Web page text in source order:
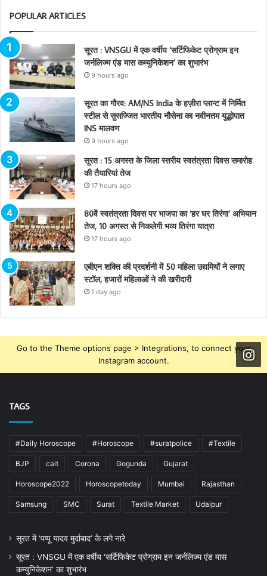
POPULAR ARTICLES
सूरत : VNSGU में एक वर्षीय ‘सर्टिफिकेट प्रोग्राम इन
जर्नलिज्म एंड मास कम्युनिकेशन’ का शुभारंभ
9 hours ago
सूरत का गौरव: AM/NS India के हज़ीरा प्लान्ट में निर्मित
स्टील से सुसज्जित भारतीय नौसेना का नवीनतम युद्धोपात
INS मालवण
9 hours ago
सूरत : 15 अगस्त के जिला स्तरीय स्वतंत्रता दिवस समारोह
की तैयारियां तेज
17 hours ago
80वें स्वतंत्रता दिवस पर भाजपा का ‘हर घर तिरंगा’ अभियान
तेज, 10 अगस्त से निकलेगी भव्य तिरंगा यात्रा
17 hours ago
एबीएन शक्ति की प्रदर्शनी में 50 महिला उद्यमियों ने लगाए
स्टॉल, हजारों महिलाओं ने की खरीदारी
1 day ago
Go to the Theme options page > Integrations, to connect your
Instagram account.
TAGS
#Daily Horoscope #Horoscope #suratpolice #Textile
BJP cait Corona Gogunda Gujarat
Horoscope2022 Horoscopetoday Mumbai Rajasthan
Samsung SMC Surat Textile Market Udaipur
सूरत में ‘पप्पू यादव मुर्दाबाद’ के लगे नारे
सूरत : VNSGU में एक वर्षीय ‘सर्टिफिकेट प्रोग्राम इन जर्नलिज्म एंड मास
कम्युनिकेशन’ का शुभारंभ